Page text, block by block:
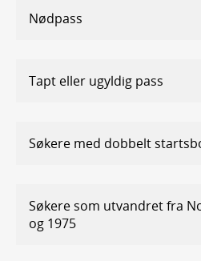
Nødpass
Tapt eller ugyldig pass
Søkere med dobbelt
Søkere som utvandret fra
og 1975